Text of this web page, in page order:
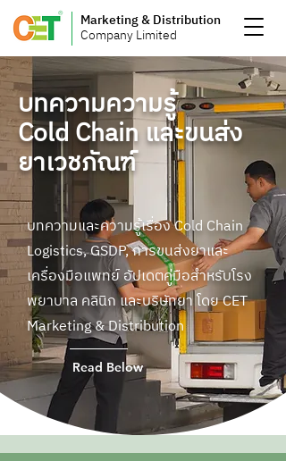
Marketing & Distribution
Company Limited
บทความความรู้
Cold Chain และขนส่ง
ยาเวชภัณฑ์
บทความและความรู้เรื่อง Cold Chain
Logistics, GSDP, การขนส่งยาและ
เครื่องมือแพทย์ อัปเดตคู่มือสำหรับโรง
พยาบาล คลินิก และบริษัทยา โดย CET
Marketing & Distribution
Read Below